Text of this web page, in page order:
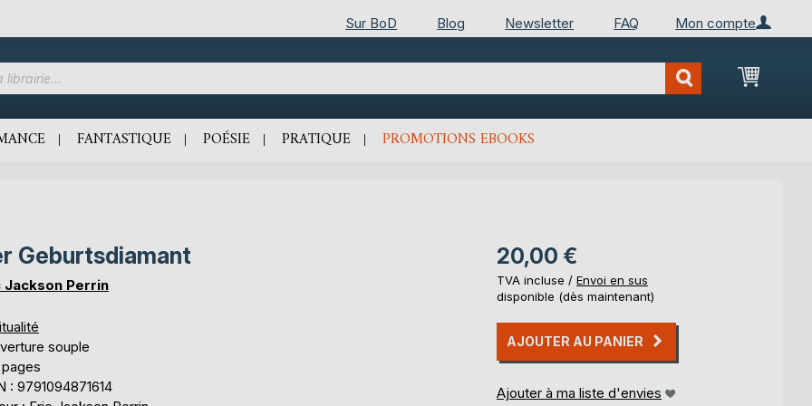
Mon compte
Sur BoD Blog Newsletter FAQ
Mon
FANTASTIQUE POÉSIE PRATIQUE PROMOTIONS EBOOKS
Geburtsdiamant
Jackson Perrin
souple
: 9791094871614
20,00 €
TVA incluse / Envoi en sus
disponible (dès maintenant)
AJOUTER AU PANIER
Ajouter à ma liste d'envies